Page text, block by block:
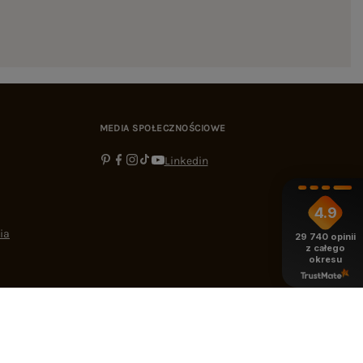
MEDIA SPOŁECZNOŚCIOWE
Linkedin
4.9
29 740 opinii
z całego
okresu